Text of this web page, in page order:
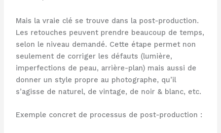
Mais la vraie clé se trouve dans la post-production.
Les retouches peuvent prendre beaucoup de temps,
selon le niveau demandé. Cette étape permet non
seulement de corriger les défauts (lumière,
imperfections de peau, arrière-plan) mais aussi de
donner un style propre au photographe, qu’il
s’agisse de naturel, de vintage, de noir & blanc, etc.
Exemple concret de processus de post-production :